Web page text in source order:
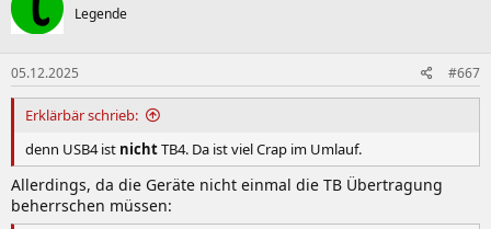
Legende
05.12.2025 #667
Erklärbär schrieb:
denn USB4 ist nichtTB4. Da ist viel Crap im Umlauf.
Allerdings, da die Geräte nicht einmal die TB Übertragung
beherrschen müssen: